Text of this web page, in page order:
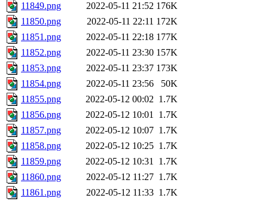
11849.png
2022-05-11 21:52 176K
11850.png
2022-05-11 22:11 172K
11851.png
2022-05-11 22:18 177K
11852.png
2022-05-11 23:30 157K
11853.png
2022-05-11 23:37 173K
11854.png
2022-05-11 23:56
50K
11855.png
2022-05-12 00:02 1.7K
11856.png
2022-05-12 10:01 1.7K
11857.png
2022-05-12 10:07 1.7K
11858.png
2022-05-12 10:25 1.7K
11859.png
2022-05-12 10:31 1.7K
11860.png
2022-05-12 11:27 1.7K
11861.png
2022-05-12 11:33 1.7K